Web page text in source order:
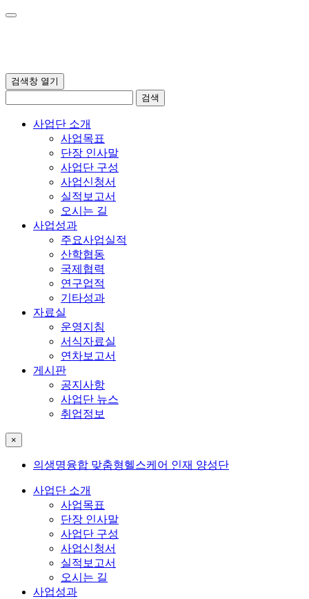
검색창 열기
검색
사업단 소개
사업목표
단장 인사말
사업단 구성
사업신청서
실적보고서
오시는 길
사업성과
주요사업실적
산학협동
국제협력
연구업적
기타성과
자료실
운영지침
서식자료실
연차보고서
게시판
공지사항
사업단 뉴스
취업정보
×
의생명융합 맞춤형헬스케어 인재 양성단
사업단 소개
사업목표
단장 인사말
사업단 구성
사업신청서
실적보고서
오시는 길
사업성과